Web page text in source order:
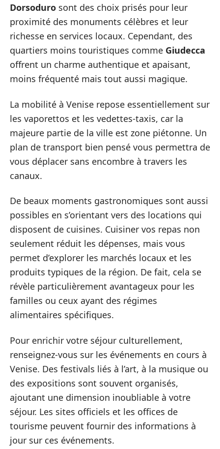
Dorsoduro sont des choix prisés pour leur
proximité des monuments célèbres et leur
richesse en services locaux. Cependant, des
quartiers moins touristiques comme Giudecca
offrent un charme authentique et apaisant,
moins fréquenté mais tout aussi magique.
La mobilité à Venise repose essentiellement sur
les vaporettos et les vedettes-taxis, car la
majeure partie de la ville est zone piétonne. Un
plan de transport bien pensé vous permettra de
vous déplacer sans encombre à travers les
canaux.
De beaux moments gastronomiques sont aussi
possibles en s’orientant vers des locations qui
disposent de cuisines. Cuisiner vos repas non
seulement réduit les dépenses, mais vous
permet d’explorer les marchés locaux et les
produits typiques de la région. De fait, cela se
révèle particulièrement avantageux pour les
familles ou ceux ayant des régimes
alimentaires spécifiques.
Pour enrichir votre séjour culturellement,
renseignez-vous sur les événements en cours à
Venise. Des festivals liés à l’art, à la musique ou
des expositions sont souvent organisés,
ajoutant une dimension inoubliable à votre
séjour. Les sites officiels et les offices de
tourisme peuvent fournir des informations à
jour sur ces événements.